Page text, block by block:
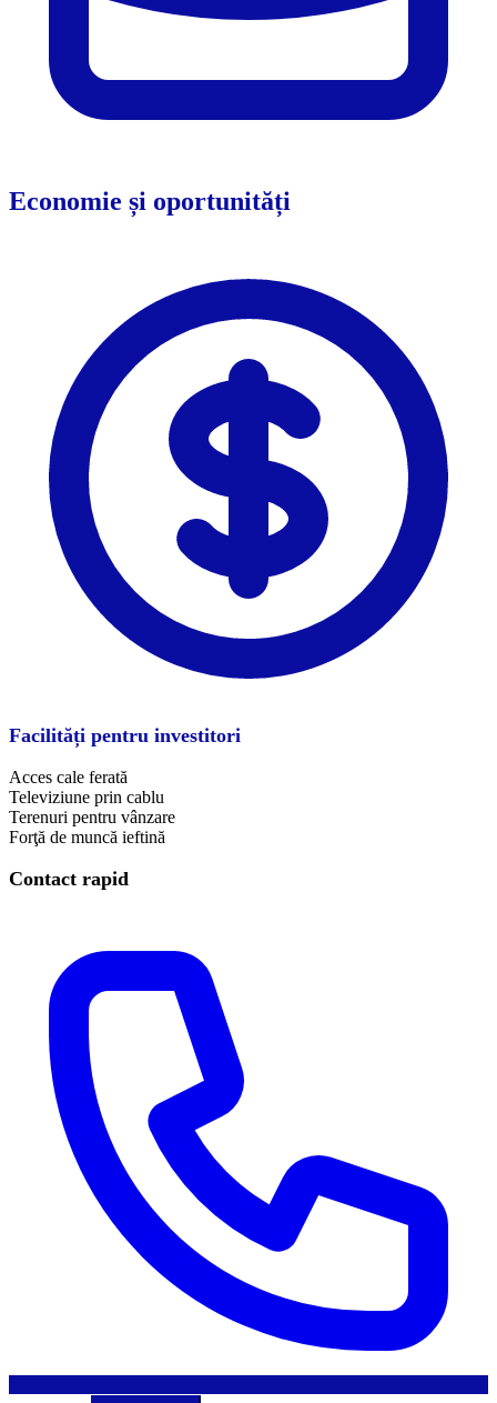
Economie și oportunități
Facilități pentru investitori
Acces cale ferată
Televiziune prin cablu
Terenuri pentru vânzare
Forţă de muncă ieftină
Contact rapid